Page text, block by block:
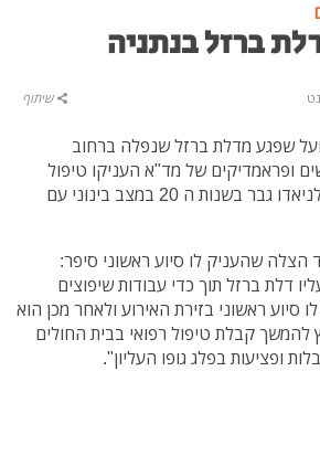
ברזל בנתניה
שיתוף
שפגע מדלת ברזל שנפלה ברחוב
ופראמדיקים של מד"א העניקו טיפול
רפואי ופינו לבית חולים לניאדו גבר בשנות ה 20 במצב בינוני עם
הצלה שהעניק לו סיוע ראשוני סיפר:
דלת ברזל תוך כדי עבודות שיפוצים
סיוע ראשוני בזירת האירוע ולאחר מכן הוא
להמשך קבלת טיפול רפואי בבית החולים
ופציעות בפלג גופו העליון".